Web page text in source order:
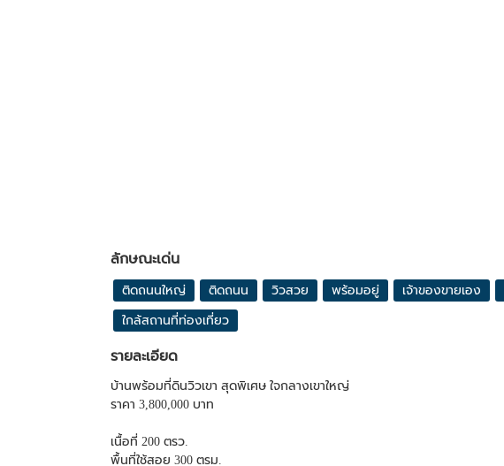
ลักษณะเด่น
ติดถนนใหญ่ ติดถนน วิวสวย พร้อมอยู่ เจ้าของขายเอง
ใกล้สถานที่ท่องเที่ยว
รายละเอียด
บ้านพร้อมที่ดินวิวเขา สุดพิเศษ ใจกลางเขาใหญ่
ราคา 3,800,000 บาท
เนื้อที่ 200 ตรว.
พื้นที่ใช้สอย 300 ตรม.